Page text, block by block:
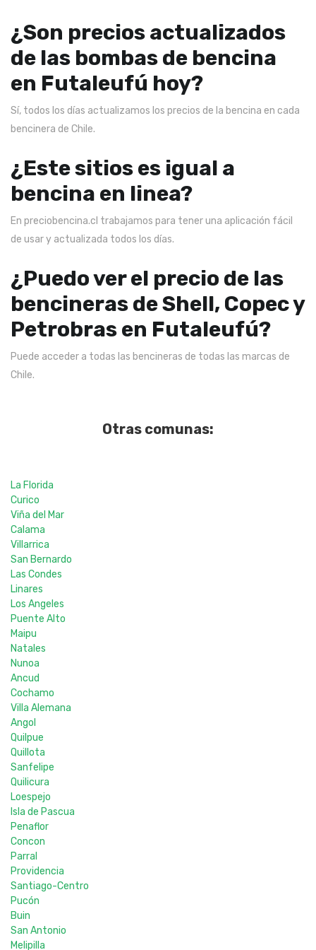
¿Son precios actualizados
de las bombas de bencina
en Futaleufú hoy?
Sí, todos los días actualizamos los precios de la bencina en cada
bencinera de Chile.
¿Este sitios es igual a
bencina en linea?
En preciobencina.cl trabajamos para tener una aplicación fácil
de usar y actualizada todos los días.
¿Puedo ver el precio de las
bencineras de Shell, Copec y
Petrobras en Futaleufú?
Puede acceder a todas las bencineras de todas las marcas de
Chile.
Otras comunas:
La Florida
Curico
Viña del Mar
Calama
Villarrica
San Bernardo
Las Condes
Linares
Los Angeles
Puente Alto
Maipu
Natales
Nunoa
Ancud
Cochamo
Villa Alemana
Angol
Quilpue
Quillota
Sanfelipe
Quilicura
Loespejo
Isla de Pascua
Penaflor
Concon
Parral
Providencia
Santiago-Centro
Pucón
Buin
San Antonio
Melipilla